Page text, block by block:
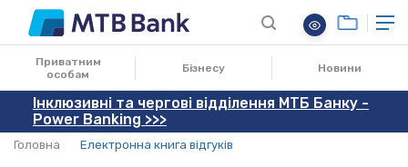
Приватним
особам
Бізнесу Новини
Інклюзивні та чергові відділення МТБ Банку -
Power Banking >>>
Головна Електронна книга відгуків